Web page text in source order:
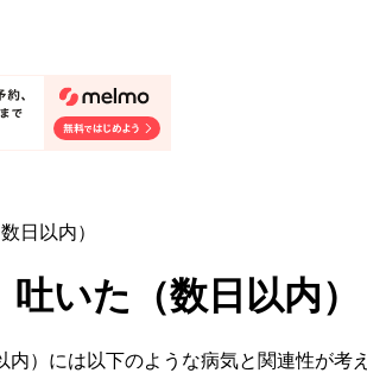
日以内）
いた（数日以内）
） には以下のような病気と関連性が考